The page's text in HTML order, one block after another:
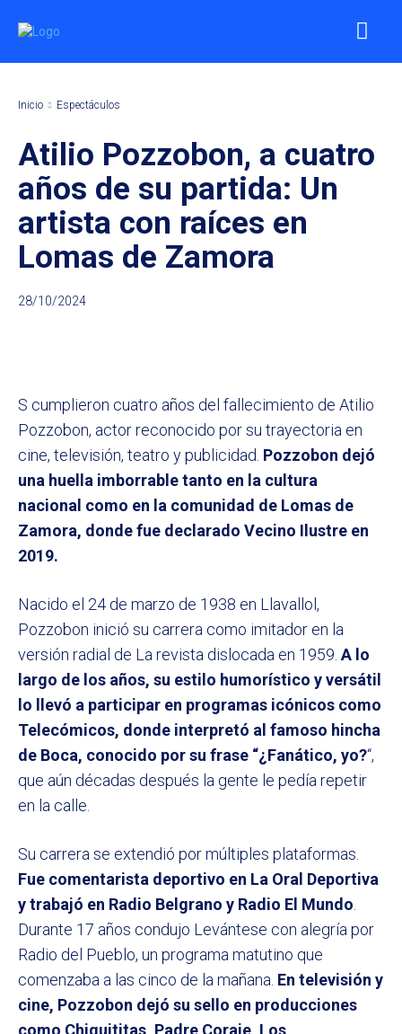
Inicio Espectáculos
Atilio Pozzobon, a cuatro
años de su partida: Un
artista con raíces en
Lomas de Zamora
28/10/2024
S cumplieron cuatro años del fallecimiento de Atilio
Pozzobon, actor reconocido por su trayectoria en
cine, televisión, teatro y publicidad. Pozzobon dejó
una huella imborrable tanto en la cultura
nacional como en la comunidad de Lomas de
Zamora, donde fue declarado Vecino Ilustre en
2019.
Nacido el 24 de marzo de 1938 en Llavallol,
Pozzobon inició su carrera como imitador en la
versión radial de La revista dislocada en 1959.A lo
largo de los años, su estilo humorístico y versátil
lo llevó a participar en programas icónicos como
Telecómicos, donde interpretó al famoso hincha
de Boca, conocido por su frase “¿Fanático, yo?“,
que aún décadas después la gente le pedía repetir
en la calle.
Su carrera se extendió por múltiples plataformas.
Fue comentarista deportivo en La Oral Deportiva
y trabajó en Radio Belgrano y Radio El Mundo.
Durante 17 años condujo Levántese con alegría por
Radio del Pueblo, un programa matutino que
comenzaba a las cinco de la mañana. En televisión y
cine, Pozzobon dejó su sello en producciones
como Chiquititas, Padre Coraje, Los